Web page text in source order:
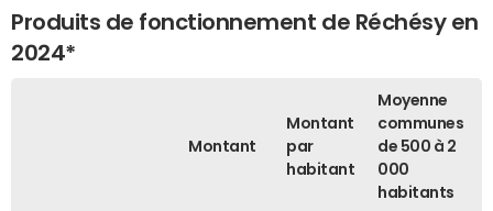
Produits de fonctionnement de Réchésy en
2024*
Montant
Montant
par
habitant
Moyenne
communes
de 500 à 2
000
habitants